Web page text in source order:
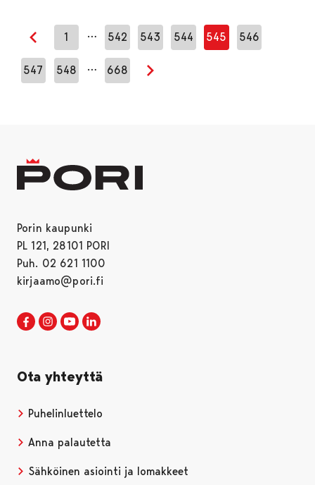
Edellinen sivu
1 … 542 543 544 545 546
547 548 … 668
Seuraava sivu
Porin kaupunki
PL 121, 28101 PORI
Puh. 02 621 1100
kirjaamo@pori.fi
Porin kaupunki Facebookissa
Avautuu uudessa välilehdessä
Porin kaupunki Instagramissa
Avautuu uudessa välilehdessä
Porin kaupunki Youtubessa
Avautuu uudessa välilehdessä
Ota yhteyttä
Puhelinluettelo
Anna palautetta
Sähköinen asiointi ja lomakkeet